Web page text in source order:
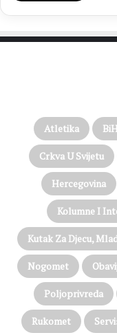
Atletika BiH
Crkva U Svijetu
Hercegovina
Kolumne I
Kutak Za Djecu,
Nogomet
Poljoprivreda
Rukomet